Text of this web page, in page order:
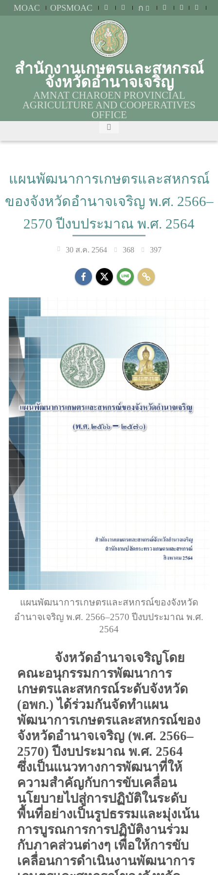
MOAC OPSMOAC ก
สำนักงานเกษตรและสหกรณ์
จังหวัดอำนาจเจริญ
AMNAT CHAROEN PROVINCIAL
AGRICULTURE AND COOPERATIVES
OFFICE
แผนพัฒนาการเกษตรและสหกรณ์
ของจังหวัดอำนาจเจริญ พ.ศ. 2566–
2570 ปีงบประมาณ พ.ศ. 2564
30 ส.ค. 2564 368 397
แผนพัฒนาการเกษตรและสหกรณ์ของจังหวัด
อำนาจเจริญ พ.ศ. 2566–2570 ปีงบประมาณ พ.ศ.
2564
จังหวัดอำนาจเจริญโดย
คณะอนุกรรมการพัฒนาการ
เกษตรและสหกรณ์ระดับจังหวัด
(อพก.) ได้ร่วมกันจัดทำแผน
พัฒนาการเกษตรและสหกรณ์ของ
จังหวัดอำนาจเจริญ (พ.ศ. 2566–
2570) ปีงบประมาณ พ.ศ. 2564
ซึ่งเป็นแนวทางการพัฒนาที่ให้
ความสำคัญกับการขับเคลื่อน
นโยบายไปสู่การปฏิบัติในระดับ
พื้นที่อย่างเป็นรูปธรรมและมุ่งเน้น
การบูรณการการปฏิบัติงานร่วม
กับภาคส่วนต่างๆ เพื่อให้การขับ
เคลื่อนการดำเนินงานพัฒนาการ